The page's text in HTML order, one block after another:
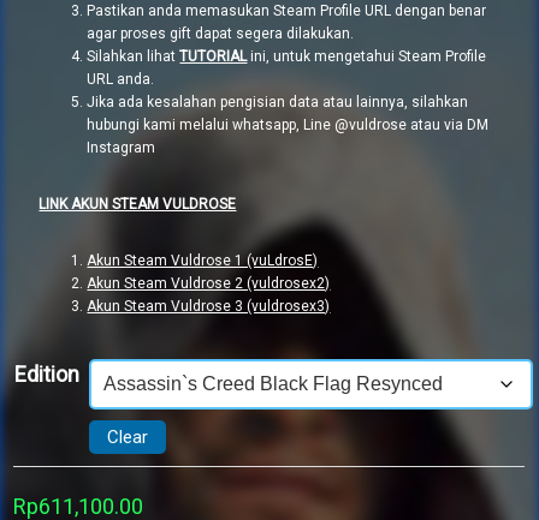
Pastikan anda memasukan Steam Profile URL dengan benar
agar proses gift dapat segera dilakukan.
Silahkan lihatTUTORIALini, untuk mengetahui Steam Profile
URL anda.
Jika ada kesalahan pengisian data atau lainnya, silahkan
hubungi kami melalui whatsapp, Line @vuldrose atau via DM
Instagram
LINK AKUN STEAM VULDROSE
Akun Steam Vuldrose 1 (vuLdrosE)
Akun Steam Vuldrose 2 (vuldrosex2)
Akun Steam Vuldrose 3 (vuldrosex3)
Edition
Clear
Rp611,100.00